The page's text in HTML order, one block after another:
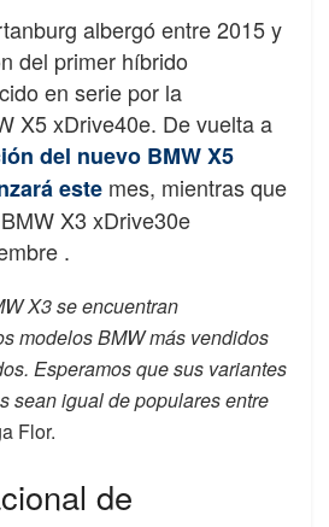
albergó entre 2015 y
del primer híbrido
en serie por la
X5 xDrive40e. De vuelta a
del nuevo BMW X5
este mes, mientras que
X3 xDrive30e
.
X3 se encuentran
modelos BMW más vendidos
Esperamos que sus variantes
sean igual de populares entre
Flor.
de